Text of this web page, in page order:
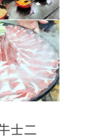
士二